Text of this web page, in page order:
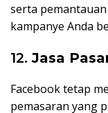
serta
kampanye Anda
12.Jasa
Facebook tetap
pemasaran yang